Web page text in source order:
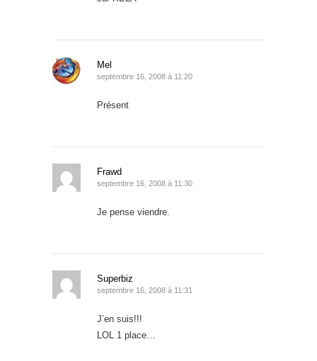
Mel
septembre 16, 2008 à 11:20
Présent
Frawd
septembre 16, 2008 à 11:30
Je pense viendre.
Superbiz
septembre 16, 2008 à 11:31
J’en suis!!!
LOL 1 place…